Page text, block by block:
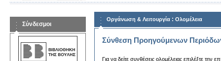
Σύνδεσμοι
Οργάνωση & Λειτουργία : Ολομέλεια
Σύνθεση Προηγούμενων
Για να δείτε συνθέσεις ολομέλειας επιλέξτε την